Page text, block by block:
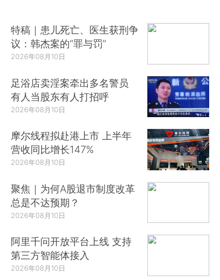
特稿｜患儿死亡、医生获刑争
议：韩杰案的“罪与罚”
2026年08月10日
足浴店卖淫案牵出多名警员
有人当股东有人打招呼
2026年08月10日
摩尔线程拟赴港上市 上半年
营收同比增长147%
2026年08月10日
聚焦｜为何A股退市制度改革
总是不达预期？
2026年08月10日
阿里千问开放平台上线 支持
第三方智能体接入
2026年08月10日